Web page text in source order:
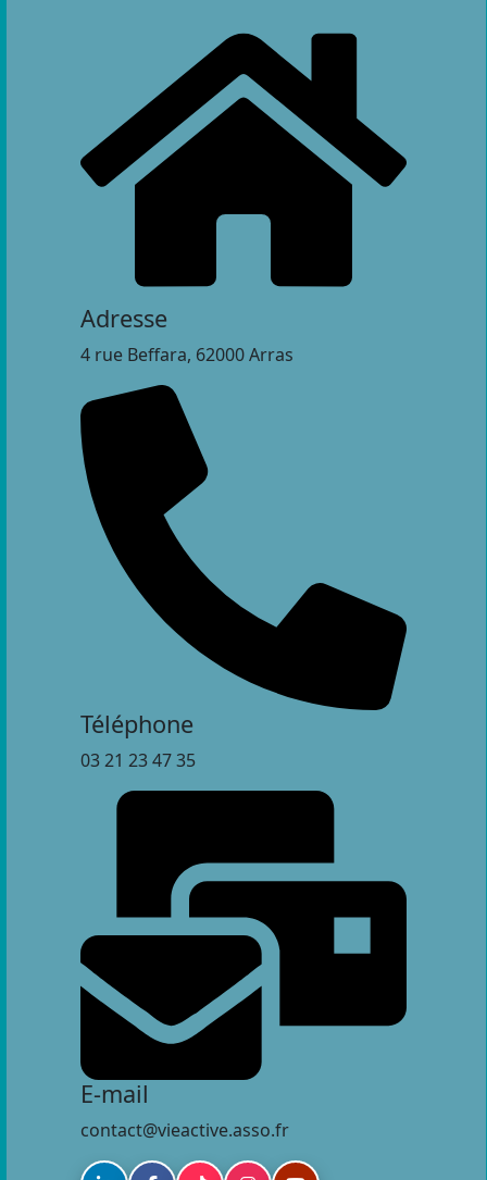
Adresse
4 rue Beffara, 62000 Arras
Téléphone
03 21 23 47 35
E-mail
contact@vieactive.asso.fr